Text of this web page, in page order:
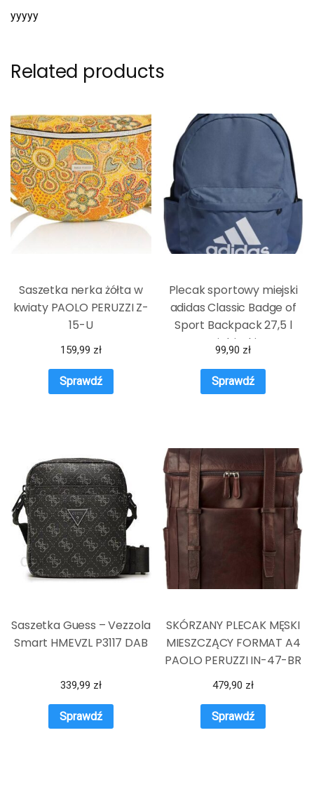
yyyyy
Related products
Saszetka nerka żółta w
kwiaty PAOLO PERUZZI Z-
15-U
159,99 zł
Sprawdź
Plecak sportowy miejski
adidas Classic Badge of
Sport Backpack 27,5 l
Niebieski
99,90 zł
Sprawdź
Saszetka Guess – Vezzola
Smart HMEVZL P3117 DAB
339,99 zł
Sprawdź
SKÓRZANY PLECAK MĘSKI
MIESZCZĄCY FORMAT A4
PAOLO PERUZZI IN-47-BR
479,90 zł
Sprawdź